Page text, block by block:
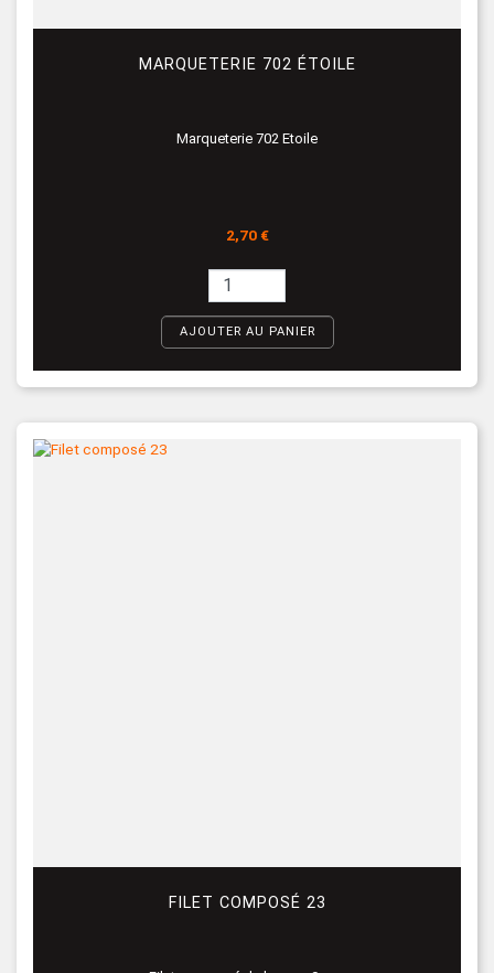
MARQUETERIE 702 ÉTOILE
Marqueterie 702 Etoile
Prix
2,70 €
AJOUTER AU PANIER
FILET COMPOSÉ 23